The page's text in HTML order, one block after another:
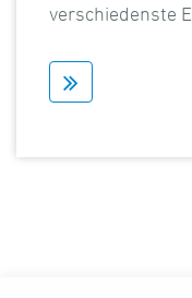
verschiedenste